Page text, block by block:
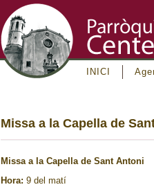
INICI
Missa a la Capella de
Missa a la Capella de Sant Antoni
Hora: 9 del matí